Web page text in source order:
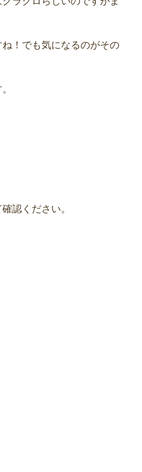
！でも気になるのがその
認ください。